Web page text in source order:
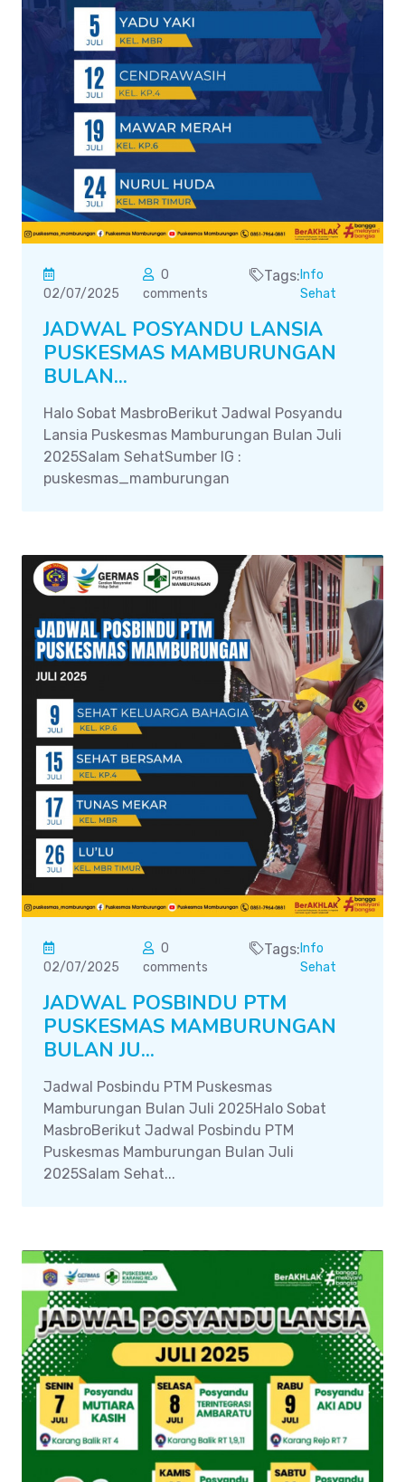
02/07/2025
0
comments
Tags:Info
Sehat
JADWAL POSYANDU LANSIA
PUSKESMAS MAMBURUNGAN
BULAN...
Halo Sobat MasbroBerikut Jadwal Posyandu
Lansia Puskesmas Mamburungan Bulan Juli
2025Salam SehatSumber IG :
puskesmas_mamburungan
02/07/2025
0
comments
Tags:Info
Sehat
JADWAL POSBINDU PTM
PUSKESMAS MAMBURUNGAN
BULAN JU...
Jadwal Posbindu PTM Puskesmas
Mamburungan Bulan Juli 2025Halo Sobat
MasbroBerikut Jadwal Posbindu PTM
Puskesmas Mamburungan Bulan Juli
2025Salam Sehat...